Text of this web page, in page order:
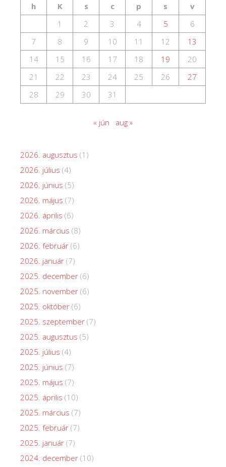
h
K s c p s
v
1
2 3 4 5
6
7
8 9 10 11 12
13
14
15 16 17 18 19
20
21
22 23 24 25 26
27
28
29 30 31
« jún aug »
2026. augusztus (1)
2026. július (4)
2026. június (5)
2026. május (7)
2026. április (6)
2026. március (8)
2026. február (6)
2026. január (7)
2025. december (6)
2025. november (6)
2025. október (6)
2025. szeptember (7)
2025. augusztus (5)
2025. július (4)
2025. június (7)
2025. május (7)
2025. április (10)
2025. március (7)
2025. február (7)
2025. január (7)
2024. december (10)